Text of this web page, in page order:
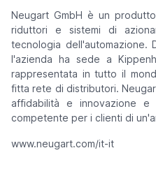
Neugart GmbH è un
riduttori e sistemi di
tecnologia dell'automazione.
l'azienda ha sede a
rappresentata in tutto il
fitta rete di distributori.
affidabilità e innovazione
competente per i clienti di
www.neugart.com/it-it